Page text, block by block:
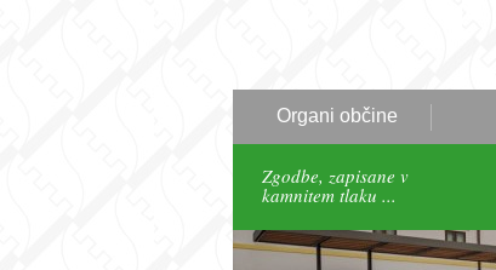
Organi občine
Zgodbe, zapisane v
kamnitem tlaku ...